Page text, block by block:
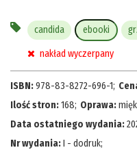
candida ebooki
nakład wyczerpany
ISBN:978-83-8272-696-1;
Ilość stron:168; Oprawa:
Data ostatniego wydania:
Nr wydania:I - dodruk;